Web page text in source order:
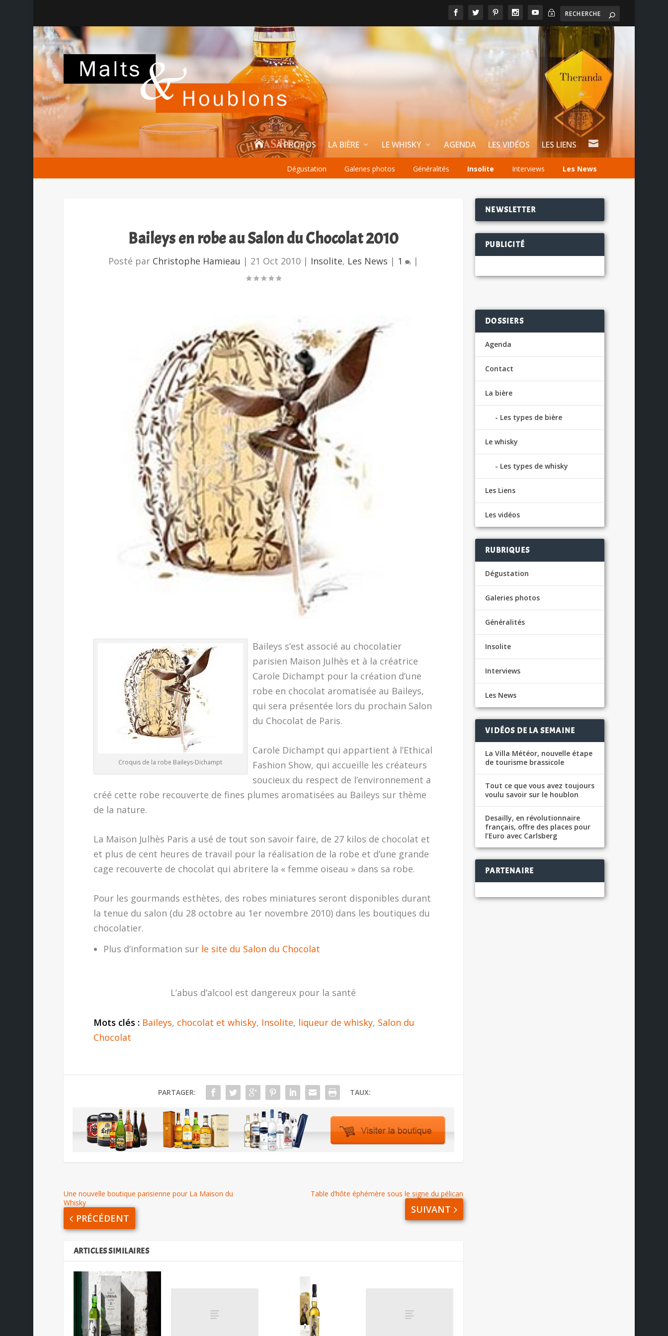
~
 À PROPOS LA BIÈRE LE WHISKY AGENDA LES VIDÉOS LES LIENS 
Dégustation Galeries photos Généralités Insolite Interviews Les News
Baileys en robe au Salon du Chocolat 2010
Posté par Christophe Hamieau | 21 Oct 2010| Insolite, Les News | 1 |
Croquis de la robe Baileys-Dichampt
Baileys s’est associé au chocolatier
parisien Maison Julhès et à la créatrice
Carole Dichampt pour la création d’une
robe en chocolat aromatisée au Baileys,
qui sera présentée lors du prochain Salon
du Chocolat de Paris.
Carole Dichampt qui appartient à l’Ethical
Fashion Show, qui accueille les créateurs
soucieux du respect de l’environnement a
créé cette robe recouverte de fines plumes aromatisées au Baileys sur thème
de la nature.
La Maison Julhès Paris a usé de tout son savoir faire, de 27 kilos de chocolat et
et plus de cent heures de travail pour la réalisation de la robe et d’une grande
cage recouverte de chocolat qui abritere la « femme oiseau » dans sa robe.
Pour les gourmands esthètes, des robes miniatures seront disponibles durant
la tenue du salon (du 28 octobre au 1er novembre 2010) dans les boutiques du
chocolatier.
Plus d’information sur le site du Salon du Chocolat
L’abus d’alcool est dangereux pour la santé
Mots clés : Baileys, chocolat et whisky, Insolite, liqueur de whisky, Salon du
Chocolat
PARTAGER: TAUX:
Une nouvelle boutique parisienne pour La Maison du
Whisky
PRÉCÉDENT
Table d’hôte éphémère sous le signe du pélican
SUIVANT
ARTICLES SIMILAIRES
NEWSLETTER
PUBLICITÉ
DOSSIERS
Agenda
Contact
La bière
Les types de bière
Le whisky
Les types de whisky
Les Liens
Les vidéos
RUBRIQUES
Dégustation
Galeries photos
Généralités
Insolite
Interviews
Les News
VIDÉOS DE LA SEMAINE
La Villa Météor, nouvelle étape
de tourisme brassicole
Tout ce que vous avez toujours
voulu savoir sur le houblon
Desailly, en révolutionnaire
français, offre des places pour
l’Euro avec Carlsberg
PARTENAIRE